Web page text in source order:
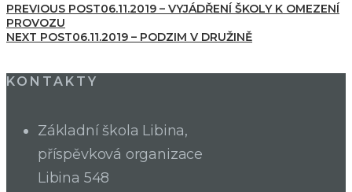
PREVIOUS POST06.11.2019 – VYJÁDŘENÍ ŠKOLY K OMEZENÍ
PROVOZU
NEXT POST06.11.2019 – PODZIM V DRUŽINĚ
KONTAKTY
Základní škola Libina,
příspěvková organizace
Libina 548